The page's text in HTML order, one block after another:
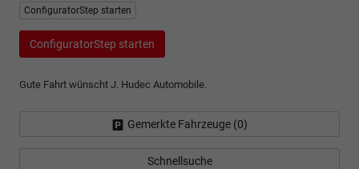
ConfiguratorStep starten
ConfiguratorStep starten
Gute Fahrt wünscht J. Hudec Automobile.
Gemerkte Fahrzeuge (0)
Schnellsuche